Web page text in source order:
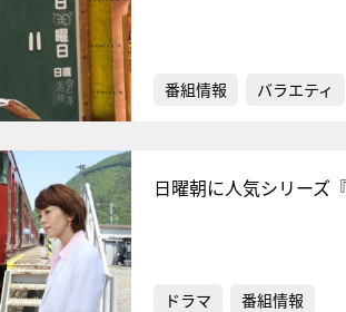
番組情報 バラエティ
日曜朝に人気シリーズ
ドラマ 番組情報